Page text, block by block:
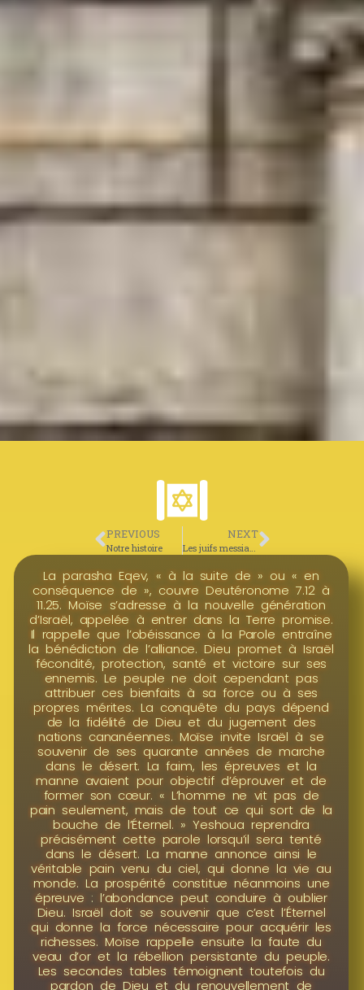
La parasha Eqev, « à la suite de » ou « en
conséquence de », couvre Deutéronome 7.12 à
11.25. Moïse s’adresse à la nouvelle génération
d’Israël, appelée à entrer dans la Terre promise.
Il rappelle que l’obéissance à la Parole entraîne
la bénédiction de l’alliance. Dieu promet à Israël
fécondité, protection, santé et victoire sur ses
ennemis. Le peuple ne doit cependant pas
attribuer ces bienfaits à sa force ou à ses
propres mérites. La conquête du pays dépend
de la fidélité de Dieu et du jugement des
nations cananéennes. Moïse invite Israël à se
souvenir de ses quarante années de marche
dans le désert. La faim, les épreuves et la
manne avaient pour objectif d’éprouver et de
former son cœur. « L’homme ne vit pas de
pain seulement, mais de tout ce qui sort de la
bouche de l’Éternel. » Yeshoua reprendra
précisément cette parole lorsqu’il sera tenté
dans le désert. La manne annonce ainsi le
véritable pain venu du ciel, qui donne la vie au
monde. La prospérité constitue néanmoins une
épreuve : l’abondance peut conduire à oublier
Dieu. Israël doit se souvenir que c’est l’Éternel
qui donne la force nécessaire pour acquérir les
richesses. Moïse rappelle ensuite la faute du
veau d’or et la rébellion persistante du peuple.
Les secondes tables témoignent toutefois du
pardon de Dieu et du renouvellement de
PREVIOUS
Notre histoire
NEXT